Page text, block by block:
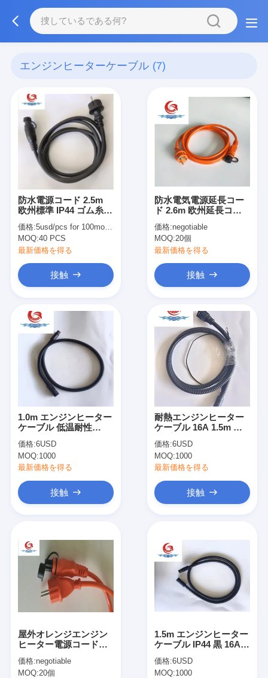
エンジンヒーターケーブル (7)
防水電源コード 2.5m
欧州標準 IP44 ゴム糸
価格:5usd/pcs for 100more than
MOQ:40 PCS
最新価格を得る
接触
防水電気電源延長コー
ド 2.6m 欧州延長コー
価格:negotiable
MOQ:20個
最新価格を得る
接触
1.0m エンジンヒーター
ケーブル 低温耐性
価格:6USD
MOQ:1000
最新価格を得る
接触
耐熱エンジンヒーター
ケーブル 16A 1.5m ミ
価格:6USD
MOQ:1000
最新価格を得る
接触
屋外オレンジエンジン
ヒーター電源コード
ブル
価格:negotiable
MOQ:20個
1.5m エンジンヒーター
ケーブル IP44 黒 16A
価格:6USD
MOQ:1000